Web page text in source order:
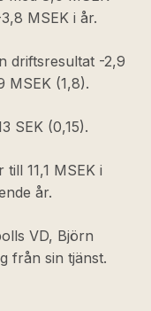
MSEK i år.
driftsresultat -2,9
MSEK (1,8).
SEK (0,15).
11,1 MSEK i
år.
VD, Björn
från sin tjänst.